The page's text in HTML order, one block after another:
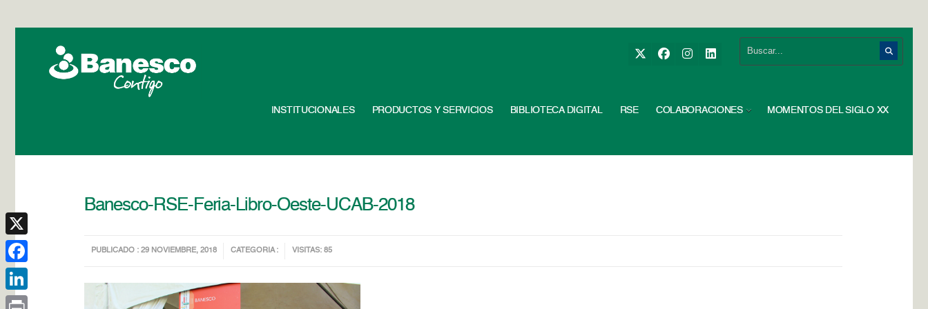
INSTITUCIONALES PRODUCTOS Y SERVICIOS BIBLIOTECA DIGITAL RSE COLABORACIONES MOMENTOS DEL SIGLO XX
Banesco-RSE-Feria-Libro-Oeste-UCAB-2018
PUBLICADO : 29 NOVIEMBRE, 2018 CATEGORIA : VISITAS: 85
X
Facebook
LinkedIn